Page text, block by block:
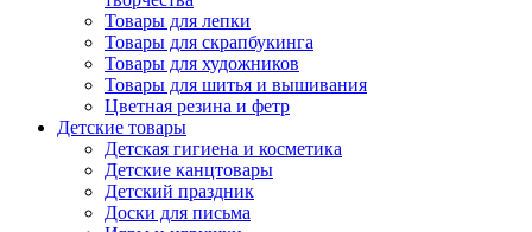
Товары для лепки
Товары для скрапбукинга
Товары для художников
Товары для шитья и вышивания
Цветная резина и фетр
Детские товары
Детская гигиена и косметика
Детские канцтовары
Детский праздник
Доски для письма